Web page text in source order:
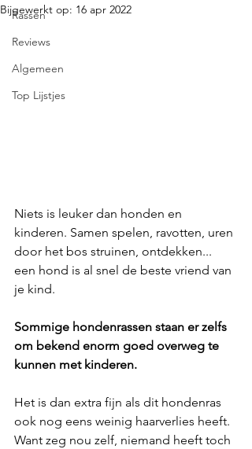
Rassen
Reviews
Algemeen
Top Lijstjes
Bijgewerkt op: 16 apr 2022
Niets is leuker dan honden en
kinderen. Samen spelen, ravotten, uren
door het bos struinen, ontdekken...
een hond is al snel de beste vriend van
je kind.
Sommige hondenrassen staan er zelfs
om bekend enorm goed overweg te
kunnen met kinderen.
Het is dan extra fijn als dit hondenras
ook nog eens weinig haarverlies heeft.
Want zeg nou zelf, niemand heeft toch